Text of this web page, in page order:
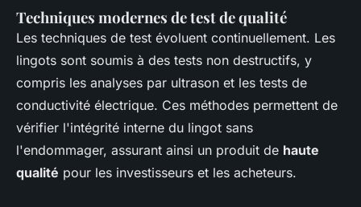
Techniques modernes de test de qualité
Les techniques de test évoluent continuellement. Les
lingots sont soumis à des tests non destructifs, y
compris les analyses par ultrason et les tests de
conductivité électrique. Ces méthodes permettent de
vérifier l'intégrité interne du lingot sans
l'endommager, assurant ainsi un produit de haute
qualité pour les investisseurs et les acheteurs.